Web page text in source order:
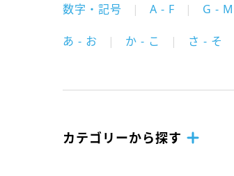
数字・記号 A - F G - M
あ - お か - こ さ - そ
カテゴリーから探す